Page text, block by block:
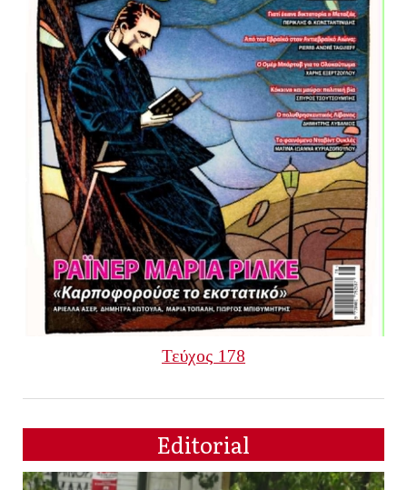
Τεύχος 178
Editorial